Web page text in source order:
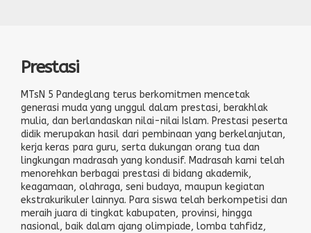
Prestasi
MTsN 5 Pandeglang terus berkomitmen mencetak
generasi muda yang unggul dalam prestasi, berakhlak
mulia, dan berlandaskan nilai-nilai Islam. Prestasi peserta
didik merupakan hasil dari pembinaan yang berkelanjutan,
kerja keras para guru, serta dukungan orang tua dan
lingkungan madrasah yang kondusif. Madrasah kami telah
menorehkan berbagai prestasi di bidang akademik,
keagamaan, olahraga, seni budaya, maupun kegiatan
ekstrakurikuler lainnya. Para siswa telah berkompetisi dan
meraih juara di tingkat kabupaten, provinsi, hingga
nasional, baik dalam ajang olimpiade, lomba tahfidz,